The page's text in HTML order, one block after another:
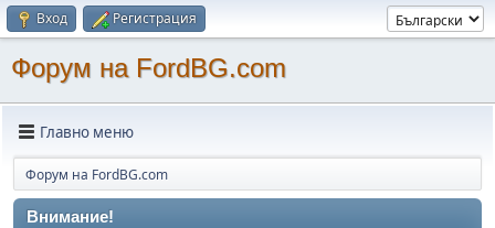
Вход Регистрация
Форум на FordBG.com
Главно меню
Форум на FordBG.com
Внимание!